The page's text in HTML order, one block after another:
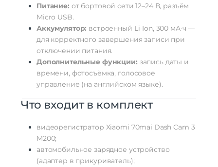
Питание: отбортовой сети 12–24В, разъём
Micro USB.
Аккумулятор: встроенный Li‑Ion, 300 мА·ч —
для корректного завершения записи при
отключении питания.
Дополнительные функции: записьдаты и
времени, фотосъёмка, голосовое
управление (на английском языке).
Что входитв комплект
видеорегистратор Xiaomi 70mai Dash Cam 3
M200;
автомобильное зарядное устройство
(адаптер в прикуриватель);